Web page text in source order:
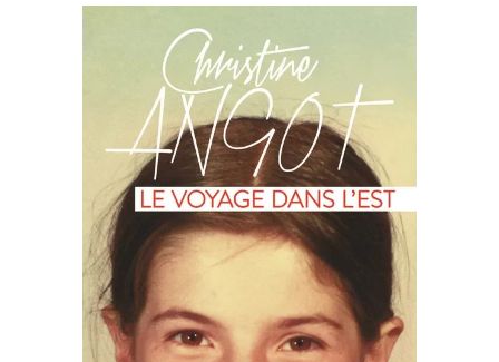
Livres les plus recommandés
Prix littéraires